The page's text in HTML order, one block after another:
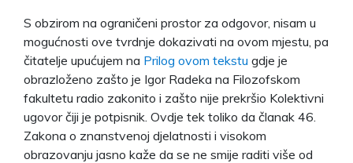
S obzirom na ograničeni prostor za odgovor, nisam u
mogućnosti ove tvrdnje dokazivati na ovom mjestu, pa
čitatelje upućujem na Prilog ovom tekstu gdje je
obrazloženo zašto je Igor Radeka na Filozofskom
fakultetu radio zakonito i zašto nije prekršio Kolektivni
ugovor čiji je potpisnik. Ovdje tek toliko da članak 46.
Zakona o znanstvenoj djelatnosti i visokom
obrazovanju jasno kaže da se ne smije raditi više od